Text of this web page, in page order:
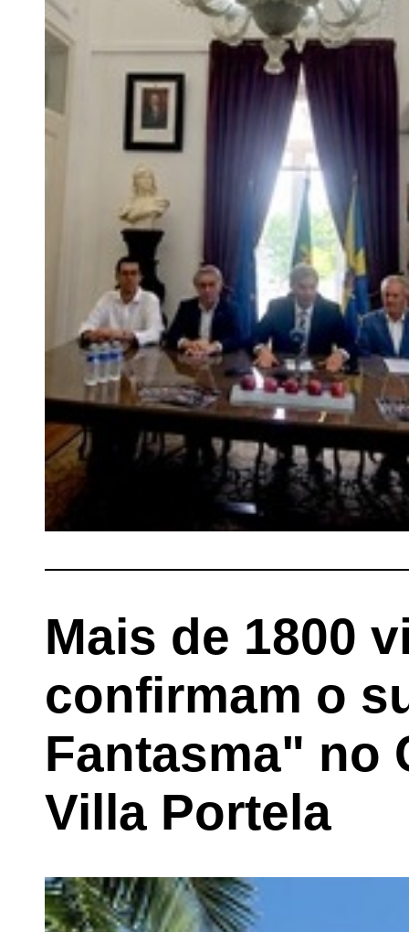
Mais de 1800
confirmam o
Fantasma" no
Villa Portela